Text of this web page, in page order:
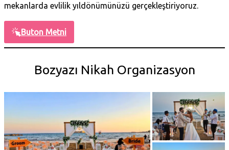
mekanlarda evlilik yıldönümünüzü gerçekleştiriyoruz.
Buton Metni
Bozyazı Nikah Organizasyon